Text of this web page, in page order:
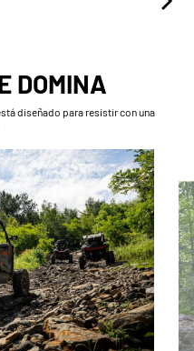
DOMINA
diseñado para resistir con una